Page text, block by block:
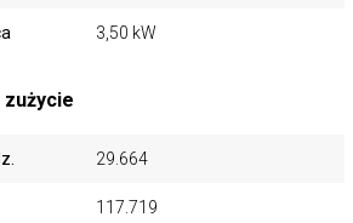
3,50 kW
29.664
117.719